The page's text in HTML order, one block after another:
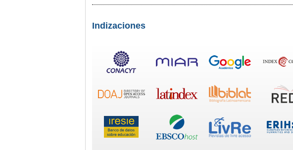
Indizaciones